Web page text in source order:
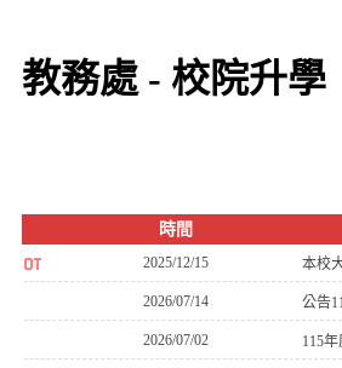
教務處 - 校院升學
時間
2025/12/15 本校
2026/07/14 公告
2026/07/02 115